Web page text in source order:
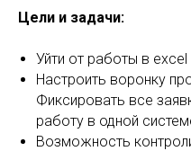
Цели и задачи:
Уйти от работы в excel
Настроить воронку
Фиксировать все
работу в одной
Возможность